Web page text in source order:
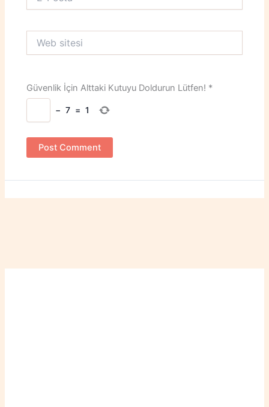
Posta*
sitesi
Güvenlik İçin Alttaki Kutuyu Doldurun Lütfen! *
− 7 = 1